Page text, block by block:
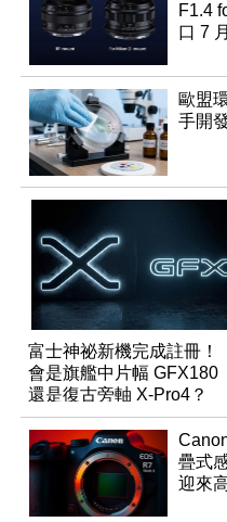
F1.4
口 7
歐盟
手開
富士神祕新機完成註冊！
會是旗艦中片幅 GFX180
還是復古旁軸 X-Pro4？
疊式
迎來